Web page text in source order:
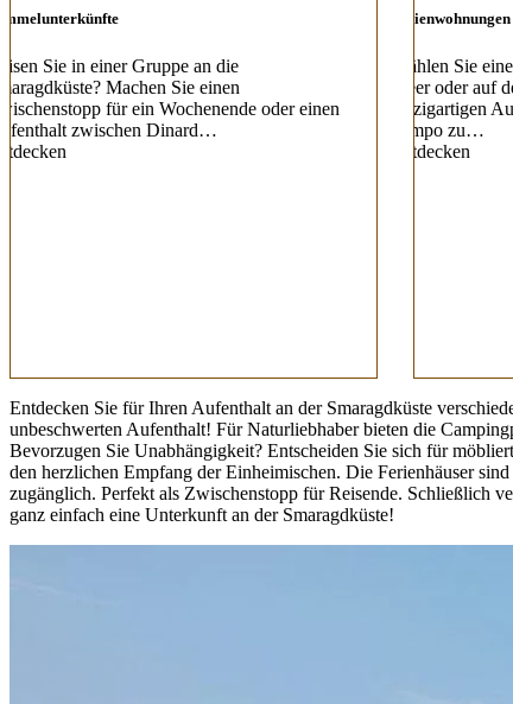
Sie in einer Gruppe an die
Machen Sie einen
für ein Wochenende oder einen
zwischen Dinard…
Ferienwohnungen
Wählen Sie
Meer oder auf
einzigartigen
Tempo zu…
Entdecken
Entdecken Sie für Ihren Aufenthalt an der Smaragdküste
unbeschwerten Aufenthalt! Für Naturliebhaber bieten die
Bevorzugen Sie Unabhängigkeit? Entscheiden Sie sich für
den herzlichen Empfang der Einheimischen. Die Ferienhäuser
zugänglich. Perfekt als Zwischenstopp für Reisende. Schließlich
ganz einfach eine Unterkunft an der Smaragdküste!